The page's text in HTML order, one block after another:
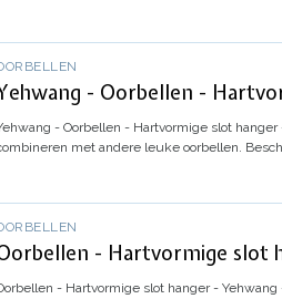
- Oorbellen -
- Oorbellen - Hartvormige slot
met andere leuke oorbellen.
- Hartvormige slot
- Hartvormige slot hanger -